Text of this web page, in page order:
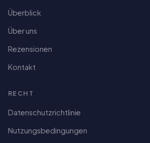
Überblick
Über uns
Rezensionen
Kontakt
RECHT
Datenschutzrichtlinie
Nutzungsbedingungen